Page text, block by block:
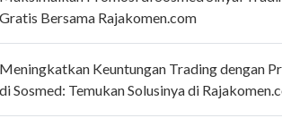
Bersama Rajakomen.com
Keuntungan Trading dengan
Sosmed: Temukan Solusinya di